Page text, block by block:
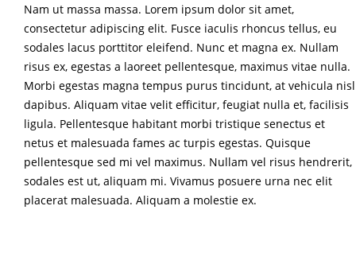
Nam ut massa massa. Lorem ipsum dolor sit amet,
consectetur adipiscing elit. Fusce iaculis rhoncus tellus, eu
sodales lacus porttitor eleifend. Nunc et magna ex. Nullam
risus ex, egestas a laoreet pellentesque, maximus vitae nulla.
Morbi egestas magna tempus purus tincidunt, at vehicula nisl
dapibus. Aliquam vitae velit efficitur, feugiat nulla et, facilisis
ligula. Pellentesque habitant morbi tristique senectus et
netus et malesuada fames ac turpis egestas. Quisque
pellentesque sed mi vel maximus. Nullam vel risus hendrerit,
sodales est ut, aliquam mi. Vivamus posuere urna nec elit
placerat malesuada. Aliquam a molestie ex.